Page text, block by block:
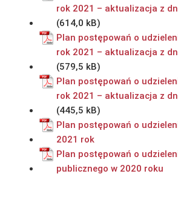
rok 2021 – aktualizacja z
Plan postępowań o
rok 2021 – aktualizacja z
Plan postępowań o
rok 2021 – aktualizacja z
Plan postępowań o
2021 rok
Plan postępowań o
publicznego w 2020 roku